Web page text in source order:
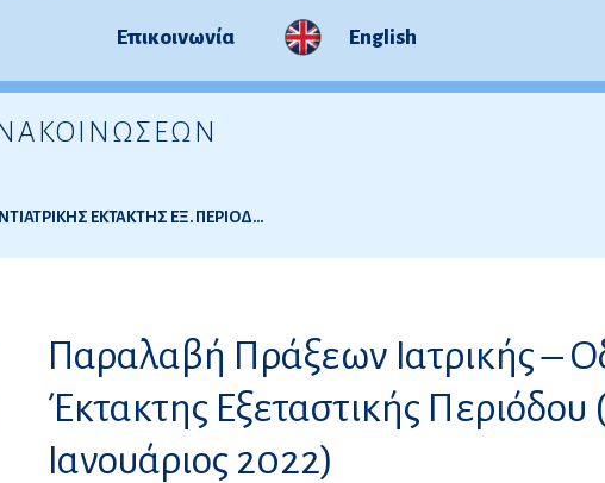
Επικοινωνία English
ΕΠΙΔΕΙΞΗ ΓΡΑΠΤΩΝ ΑΠΟΤΥΧΟΝΤΩΝ ΙΑΤΡΙΚΗΣ ΟΔΟΝΤΙΑΤΡΙΚΗΣ ΕΚΤΑΚΤΗΣ ΕΞ. ΠΕΡΙΟΔΟΥ (ΔΕΚΕΜΒΡΙΟΣ 2021 – ΙΑΝΟΥΑΡΙΟΣ 2022) ΚΑΙ 1ης Εξ. ΠΕΡΙΟΔΟΥ 2022 (ΑΠΡΙΛΙΟΣ – ΜΑΙΟΣ 2022)
Παραλαβή Πράξεων Ιατρικής –
Έκτακτης Εξεταστικής
Ιανουάριος 2022)